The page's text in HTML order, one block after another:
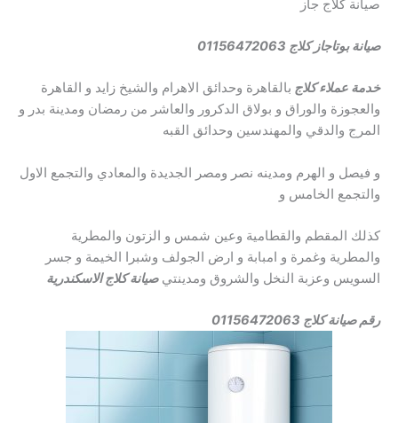
صيانة كلاج جاز
صيانة بوتاجاز كلاج 01156472063
خدمة عملاء كلاج بالقاهرة وحدائق الاهرام والشيخ زايد و القاهرة
والعجوزة والوراق و بولاق الدكرور والعاشر من رمضان ومدينة بدر و
المرج والدقي والمهندسين وحدائق القبه
و فيصل و الهرم ومدينه نصر ومصر الجديدة والمعادي والتجمع الاول
والتجمع الخامس و
كذلك المقطم والقطامية وعين شمس و الزتون والمطرية
والمطرية وغمرة و امبابة و ارض الجولف وشبرا الخيمة و جسر
السويس وعزبة النخل والشروق ومدينتيصيانة كلاجالاسكندرية
رقم صيانة كلاج 01156472063